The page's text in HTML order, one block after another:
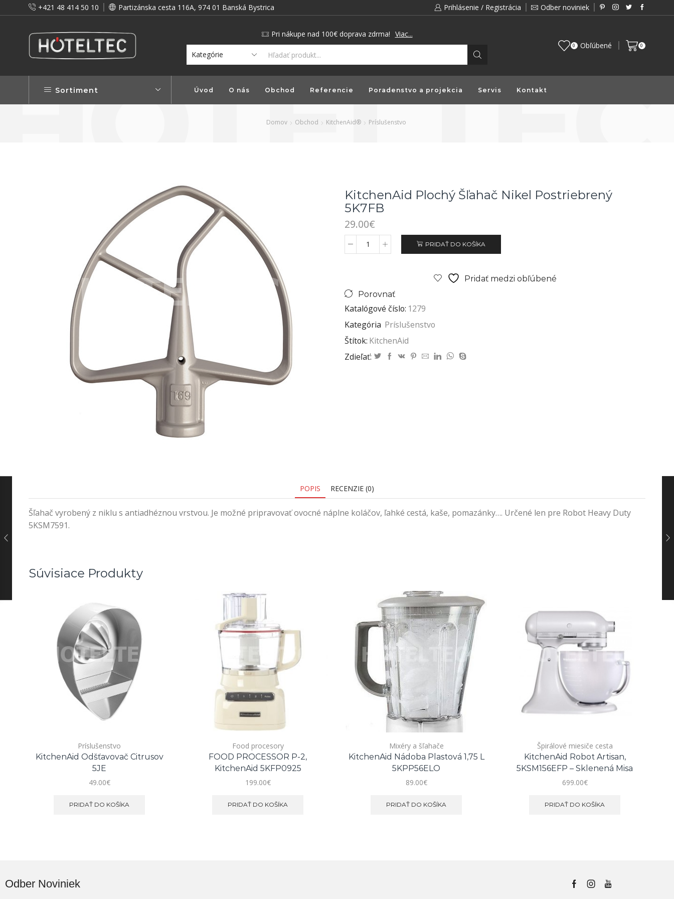
+421 48 414 50 10 Partizánska cesta 116A, 974 01 Banská Bystrica Prihlásenie / Registrácia Odber noviniek
a preto vám prinášame vernostné zľavy! Pri nákupe nad 100€ doprava zdrma! Viac...
0 Obľúbené 0
Sortiment Úvod O nás Obchod Referencie Poradenstvo a projekcia Servis Kontakt
Domov Obchod KitchenAid® Príslušenstvo
KitchenAid Plochý Šľahač Nikel Postriebrený
5K7FB
29.00€
PRIDAŤ DO KOŠÍKA
Pridať medzi obľúbené
Porovnať
Katalógové číslo: 1279
Kategória Príslušenstvo
Štítok: KitchenAid
Zdieľať:
POPIS RECENZIE (0)
Šľahač vyrobený z niklu s antiadhéznou vrstvou. Je možné pripravovať ovocné náplne koláčov, ľahké cestá, kaše, pomazánky…. Určené len pre Robot Heavy Duty
5KSM7591.
Súvisiace Produkty
Príslušenstvo
KitchenAid Odšťavovač Citrusov
5JE
49.00€
PRIDAŤ DO KOŠÍKA
Food procesory
FOOD PROCESSOR P-2,
KitchenAid 5KFP0925
199.00€
PRIDAŤ DO KOŠÍKA
Mixéry a šľahače
KitchenAid Nádoba Plastová 1,75 L
5KPP56ELO
89.00€
PRIDAŤ DO KOŠÍKA
Špirálové miesiče cesta
KitchenAid Robot Artisan,
5KSM156EFP – Sklenená Misa
699.00€
PRIDAŤ DO KOŠÍKA
Odber Noviniek